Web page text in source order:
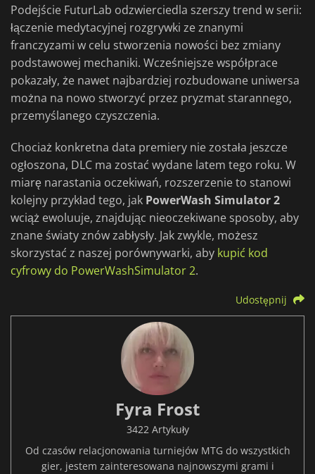
Podejście FuturLab odzwierciedla szerszy trend w serii:
łączenie medytacyjnej rozgrywki ze znanymi
franczyzami w celu stworzenia nowości bez zmiany
podstawowej mechaniki. Wcześniejsze współprace
pokazały, że nawet najbardziej rozbudowane uniwersa
można na nowo stworzyć przez pryzmat starannego,
przemyślanego czyszczenia.
Chociaż konkretna data premiery nie została jeszcze
ogłoszona, DLC ma zostać wydane latem tego roku. W
miarę narastania oczekiwań, rozszerzenie to stanowi
kolejny przykład tego, jak PowerWash Simulator 2
wciąż ewoluuje, znajdując nieoczekiwane sposoby, aby
znane światy znów zabłysły. Jak zwykle, możesz
skorzystać z naszej porównywarki, aby kupić kod
cyfrowy do PowerWashSimulator 2.
Udostępnij
Fyra Frost
3422 Artykuły
Od czasów relacjonowania turniejów MTG do wszystkich
gier, jestem zainteresowana najnowszymi grami i